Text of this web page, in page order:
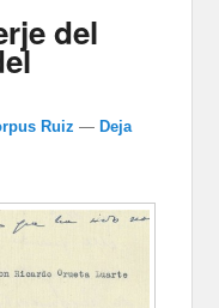
del
Ruiz — Deja